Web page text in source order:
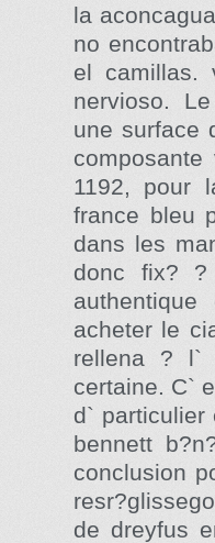
la
no
el camillas.
nervioso.
une surface
1192, pour
france bleu
dans les
donc fix?
acheter le
rellena ? l`
certaine. C`
d`
bennett
conclusion
de dreyfus